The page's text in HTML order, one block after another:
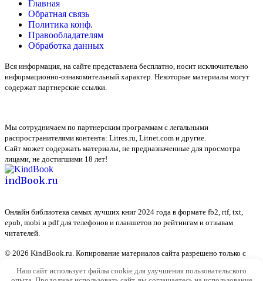
Главная
Обратная связь
Политика конф.
Правообладателям
Обработка данных
Вся информация, на сайте представлена бесплатно, носит исключительно
информационно-ознакомительный характер. Некоторые материалы могут
содержат партнерские ссылки.
Мы сотрудничаем по партнерским программам с легальными
распространителями контента: Litres.ru, Litnet.com и другие.
Сайт может содержать материалы, не предназначенные для просмотра
лицами, не достигшими 18 лет!
indBook.ru
Онлайн библиотека самых лучших книг 2024 года в формате fb2, rtf, txt,
epub, mobi и pdf для телефонов и планшетов по рейтингам и отзывам
читателей.
© 2026 KindBook.ru. Копирование материалов сайта разрешено только с
Наш сайт использует файлы cookie для улучшения пользовательского